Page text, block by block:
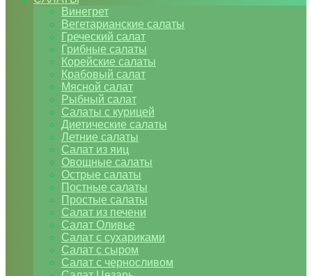
Винегрет
Вегетарианские салаты
Греческий салат
Грибные салаты
Корейские салаты
Крабовый салат
Мясной салат
Рыбный салат
Салаты с курицей
Диетические салаты
Летние салаты
Салат из яиц
Овощные салаты
Острые салаты
Постные салаты
Простые салаты
Салат из печени
Салат Оливье
Салат с сухариками
Салат с сыром
Салат с черносливом